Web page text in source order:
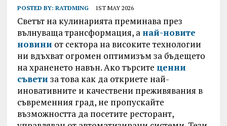
POSTED BY: RATDMING 1ST MAY 2026
Светът на кулинарията преминава през
вълнуваща трансформация, а най-новите
новини от сектора на високите технологии
ни вдъхват огромен оптимизъм за бъдещето
на храненето навън. Ако търсите ценни
съвети за това как да откриете най-
иновативните и качествени преживявания в
съвременния град, не пропускайте
възможността да посетите ресторант,